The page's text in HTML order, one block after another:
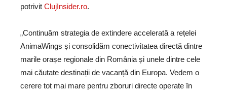
potrivit ClujInsider.ro.
„Continuăm strategia de extindere accelerată a rețelei
AnimaWings și consolidăm conectivitatea directă dintre
marile orașe regionale din România și unele dintre cele
mai căutate destinații de vacanță din Europa. Vedem o
cerere tot mai mare pentru zboruri directe operate în